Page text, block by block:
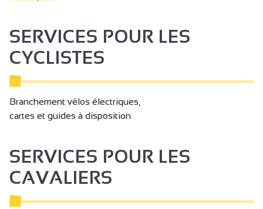
Douche
1 salle de bain (privée)
Sanitaires communs
Sanitaires privés
Accessible en fauteuil roulant avec aide
Douche avec assise + espace de circulation
Réception
SERVICES POUR LES
CYCLISTES
Branchement vélos électriques,
cartes et guides à disposition
SERVICES POUR LES
CAVALIERS